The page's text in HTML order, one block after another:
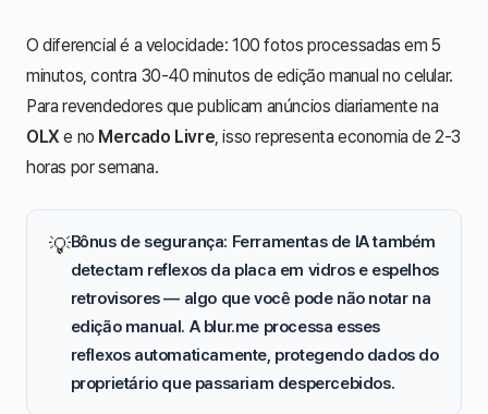
O diferencial é a velocidade: 100 fotos processadas em 5
minutos, contra 30-40 minutos de edição manual no celular.
Para revendedores que publicam anúncios diariamente na
OLX e no Mercado Livre, isso representa economia de 2-3
horas por semana.
💡Bônus de segurança: Ferramentas de IA também
detectam reflexos da placa em vidros e espelhos
retrovisores — algo que você pode não notar na
edição manual. A blur.me processa esses
reflexos automaticamente, protegendo dados do
proprietárioque passariam despercebidos.